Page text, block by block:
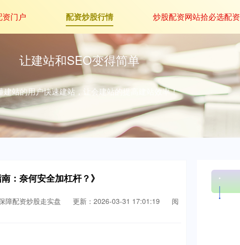
门户 配资炒股行情 炒股配资网站拾必选配资
让建站和SEO变得简单
建站的用户快速建站，让会建站的提高建站效率！
：奈何安全加杠杆？》
障配资炒股走实盘 更新：2026-03-31 17:01:19
阅